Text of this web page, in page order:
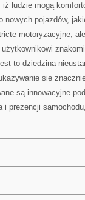
iż ludzie mogą
pojazdów,
motoryzacyjne,
to dziedzina
się
są innowacyjne
i prezencji